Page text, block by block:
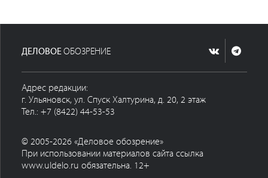
ДЕЛОВОЕ ОБОЗРЕНИЕ
Адрес редакции:
г. Ульяновск, ул. Спуск Халтурина, д. 20, 2 этаж
Тел.: +7 (8422) 44-53-53
© 2005-2026 «Деловое обозрение»
При использовании материалов сайта ссылка
www.uldelo.ru обязательна. 12+